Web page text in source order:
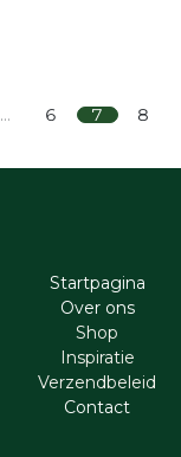
… 6 7 8
Startpagina
Ove​r​ ons
Shop
Inspiratie
Verzendbeleid
Cont​act